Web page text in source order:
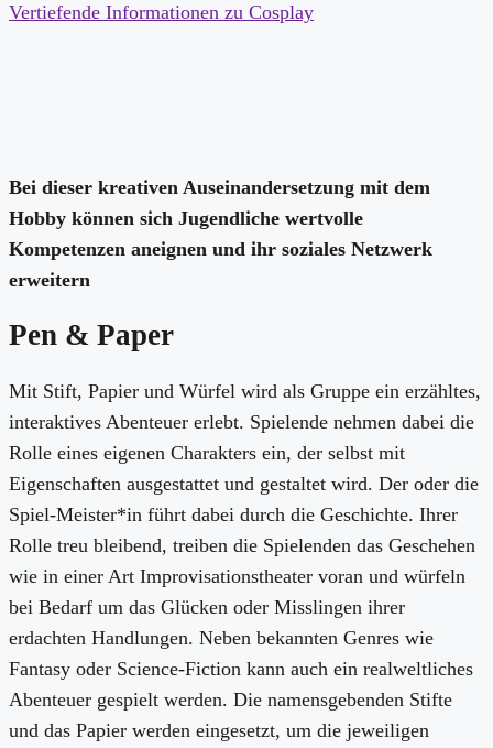
Vertiefende Informationen zu Cosplay
Bei dieser kreativen Auseinandersetzung mit dem
Hobby können sich Jugendliche wertvolle
Kompetenzen aneignen und ihr soziales Netzwerk
erweitern
Pen & Paper
Mit Stift, Papier und Würfel wird als Gruppe ein erzähltes,
interaktives Abenteuer erlebt. Spielende nehmen dabei die
Rolle eines eigenen Charakters ein, der selbst mit
Eigenschaften ausgestattet und gestaltet wird. Der oder die
Spiel-Meister*in führt dabei durch die Geschichte. Ihrer
Rolle treu bleibend, treiben die Spielenden das Geschehen
wie in einer Art Improvisationstheater voran und würfeln
bei Bedarf um das Glücken oder Misslingen ihrer
erdachten Handlungen. Neben bekannten Genres wie
Fantasy oder Science-Fiction kann auch ein realweltliches
Abenteuer gespielt werden. Die namensgebenden Stifte
und das Papier werden eingesetzt, um die jeweiligen